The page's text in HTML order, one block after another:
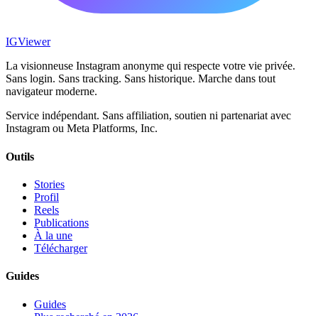
IGViewer
La visionneuse Instagram anonyme qui respecte votre vie privée.
Sans login. Sans tracking. Sans historique. Marche dans tout
navigateur moderne.
Service indépendant. Sans affiliation, soutien ni partenariat avec
Instagram ou Meta Platforms, Inc.
Outils
Stories
Profil
Reels
Publications
À la une
Télécharger
Guides
Guides